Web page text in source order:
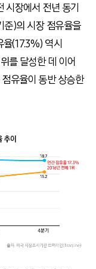
장에서 전년 동기
준)의 시장 점유율을
(17.3%) 역시
를 달성한 데 이어
유율이 동반 상승한